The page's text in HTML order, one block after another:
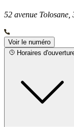
52 avenue
Voir le numéro
Horaires